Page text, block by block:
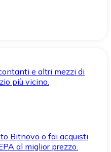
e altri mezzi di
più vicino.
Bitnovo o fai acquisti
al miglior prezzo.